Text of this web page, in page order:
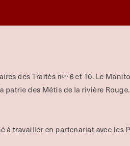
des Traités nᵒˢ 6 et 10. Le
des Métis de la rivière Rouge.
travailler en partenariat avec les